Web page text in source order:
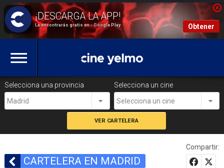
La encontrarás gratis en - Google Play Obtener
Selecciona una provincia
Madrid
Selecciona un cine
Selecciona un cine
CARTELERA EN MADRID
Compartir: